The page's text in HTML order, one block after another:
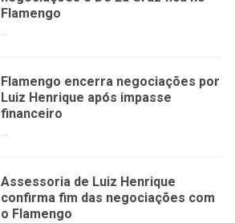
Flamengo
...
Flamengo encerra negociações por
Luiz Henrique após impasse
financeiro
...
Assessoria de Luiz Henrique
confirma fim das negociações com
o Flamengo